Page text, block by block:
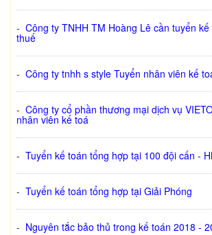
- Công ty TNHH TM Hoàng Lê cần tuyển
thuế
- Công ty tnhh s style Tuyển nhân viên kế
- Công ty cổ phần thương mại dịch vụ
nhân viên kế toá
- Tuyển kế toán tổng hợp tại 100 đội cấn -
- Tuyển kế toán tổng hợp tại Giải Phóng
- Nguyên tắc bảo thủ trong kế toán 2018 -